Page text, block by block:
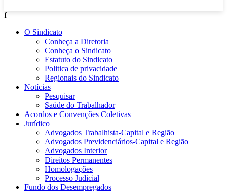
f
O Sindicato
Conheça a Diretoria
Conheça o Sindicato
Estatuto do Sindicato
Politica de privacidade
Regionais do Sindicato
Notícias
Pesquisar
Saúde do Trabalhador
Acordos e Convenções Coletivas
Jurídico
Advogados Trabalhista-Capital e Região
Advogados Previdenciários-Capital e Região
Advogados Interior
Direitos Permanentes
Homologações
Processo Judicial
Fundo dos Desempregados